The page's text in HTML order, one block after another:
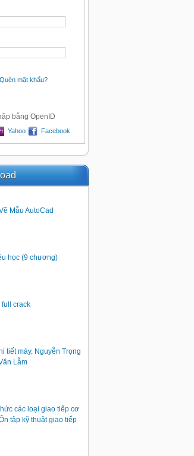
Quên mật khẩu?
bằng OpenID
Yahoo Facebook
Mẫu AutoCad
học (9 chương)
crack
tiết máy, Nguyễn Trọng
Lẫm
các loại giao tiếp cơ
tập kỹ thuật giao tiếp